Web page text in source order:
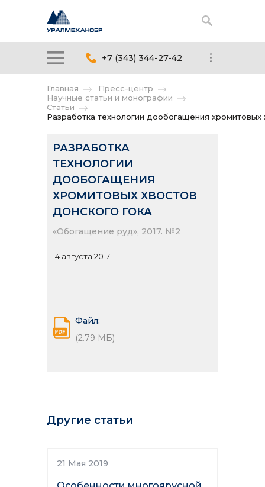
+7 (343) 344-27-42
Главная
Пресс-центр
Научные статьи и монографии
Статьи
Разработка технологии дообогащения
РАЗРАБОТКА
ТЕХНОЛОГИИ
ДООБОГАЩЕНИЯ
ХРОМИТОВЫХ ХВОСТОВ
ДОНСКОГО ГОКА
«Обогащение руд», 2017. №2
14 августа 2017
Файл:
(2.79 МБ)
Другие статьи
21 Мая 2019